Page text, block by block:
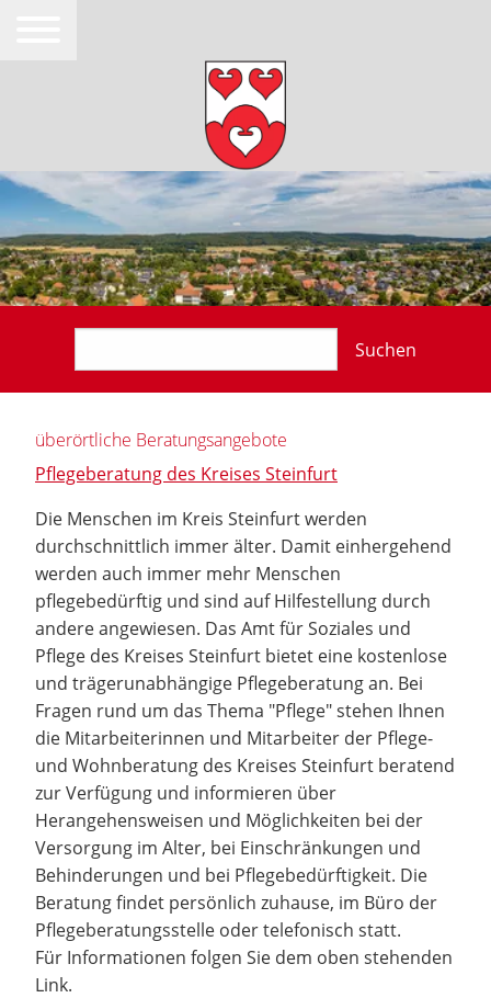
Suchen
überörtliche Beratungsangebote
Pflegeberatung des Kreises Steinfurt
Die Menschen im Kreis Steinfurt werden
durchschnittlich immer älter. Damit einhergehend
werden auch immer mehr Menschen
pflegebedürftig und sind auf Hilfestellung durch
andere angewiesen. Das Amt für Soziales und
Pflege des Kreises Steinfurt bietet eine kostenlose
und trägerunabhängige Pflegeberatung an. Bei
Fragen rund um das Thema "Pflege" stehen Ihnen
die Mitarbeiterinnen und Mitarbeiter der Pflege-
und Wohnberatung des Kreises Steinfurt beratend
zur Verfügung und informieren über
Herangehensweisen und Möglichkeiten bei der
Versorgung im Alter, bei Einschränkungen und
Behinderungen und bei Pflegebedürftigkeit. Die
Beratung findet persönlich zuhause, im Büro der
Pflegeberatungsstelle oder telefonisch statt.
Für Informationen folgen Sie dem oben stehenden
Link.